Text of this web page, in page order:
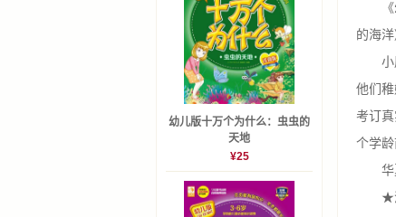
幼儿版十万个为什么：虫虫的
天地
¥25
为什
蜜蜂
黄蜂
蜻蜓
蜻蜓
为什
蜻蜓
蚊子
《幼
的海
小朋
他们
考订
个学龄
华夏
★涵